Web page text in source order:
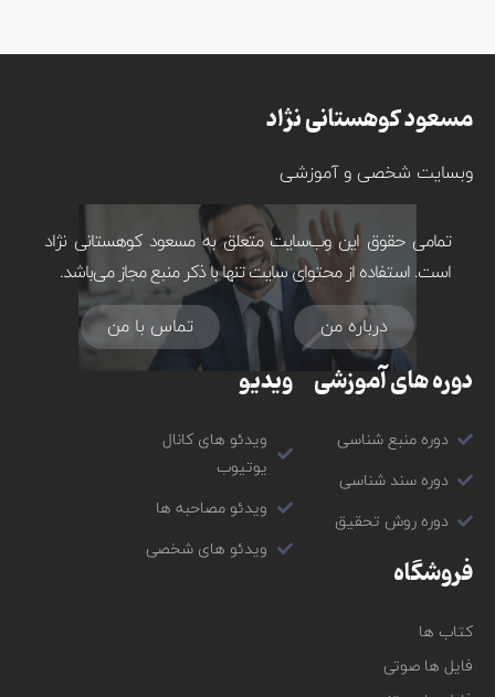
مسعود کوهستانی نژاد
وبسایت شخصی و آموزشی
تمامی حقوق این وب‌سایت متعلق به مسعود کوهستانی‌ نژاد
است. استفاده از محتوای سایت تنها با ذکر منبع مجاز می‌باشد.
درباره من تماس با من
دوره های آموزشی
دوره منبع شناسی
دوره سند شناسی
دوره روش تحقیق
ویدیو
ویدئو های کانال
یوتیوب
ویدئو مصاحبه ها
ویدئو های شخصی
فروشگاه
کتاب ها
فایل ها صوتی